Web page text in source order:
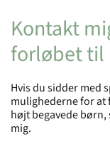
Kontakt
forløbet til
Hvis du sidder med
mulighederne for at
højt begavede
mig.